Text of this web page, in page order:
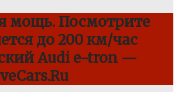
мощь. Посмотрите
до 200 км/час
Audi e-tron —